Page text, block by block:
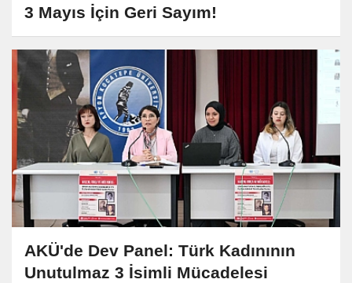
3 Mayıs İçin Geri Sayım!
AKÜ'de Dev Panel: Türk Kadınının
Unutulmaz 3 İsimli Mücadelesi